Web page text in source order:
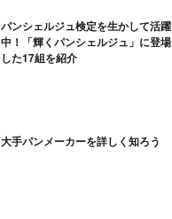
パンシェルジュ検定を生かして活躍
中！「輝くパンシェルジュ」に登場
した17組を紹介
大手パンメーカーを詳しく知ろう